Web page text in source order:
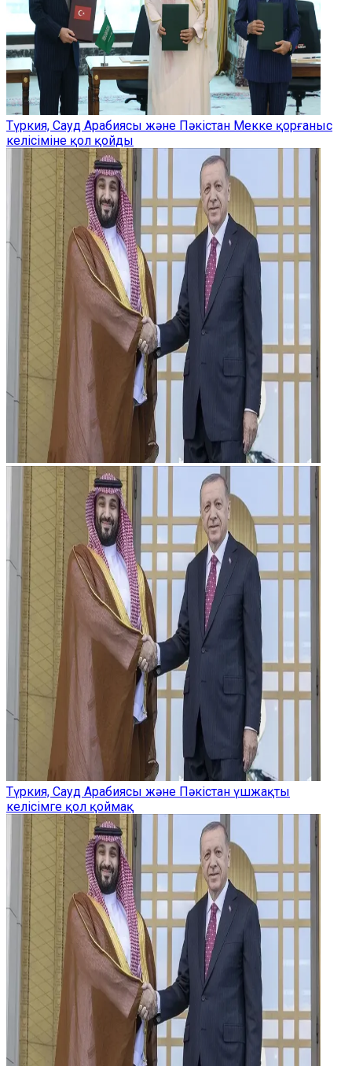
Түркия, Сауд Арабиясы және Пәкістан Мекке қорғаныс
келісіміне қол қойды
Түркия, Сауд Арабиясы және Пәкістан үшжақты
келісімге қол қоймақ